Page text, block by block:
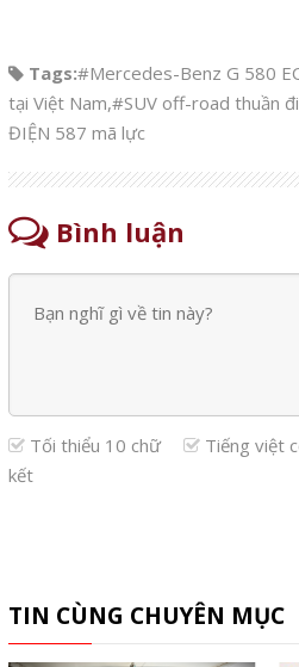
Tags:#Mercedes-Benz G 580
tại Việt Nam,#SUV off-road thuần
ĐIỆN 587 mã lực
Bình luận
Tối thiểu 10 chữ Tiếng việt
kết
TIN CÙNG CHUYÊN MỤC